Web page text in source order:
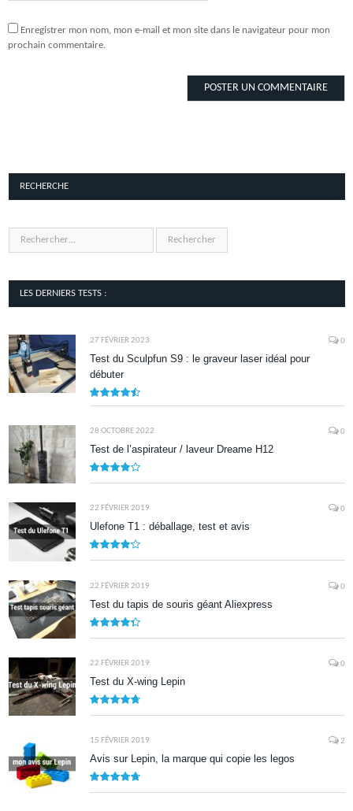
Enregistrer mon nom, mon e-mail et mon site dans le navigateur pour mon
prochain commentaire.
RECHERCHE
LES DERNIERS TESTS :
27 FÉVRIER 2023 0
Test du Sculpfun S9 : le graveur laser idéal pour
débuter
28 OCTOBRE 2022 0
Test de l’aspirateur / laveur Dreame H12
22 FÉVRIER 2019 0
Ulefone T1 : déballage, test et avis
22 FÉVRIER 2019 0
Test du tapis de souris géant Aliexpress
22 FÉVRIER 2019 0
Test du X-wing Lepin
15 FÉVRIER 2019 2
Avis sur Lepin, la marque qui copie les legos